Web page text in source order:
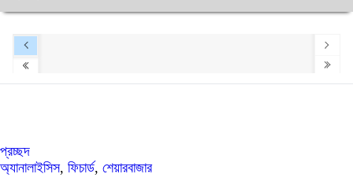
প্রচ্ছদ
অ্যানালাইসিস, ফিচার্ড, শেয়ারবাজার